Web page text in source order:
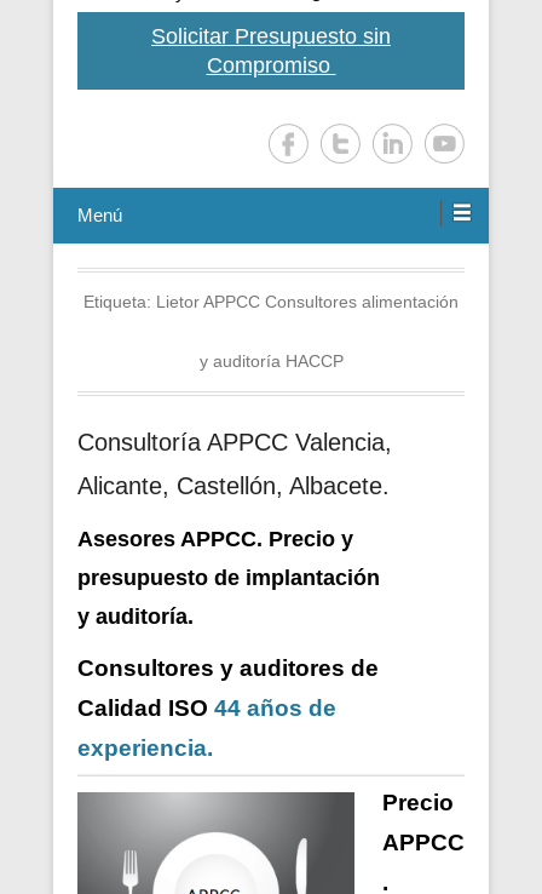
Solicitar Presupuesto sin
Compromiso
Menú
Etiqueta: Lietor APPCC Consultores alimentación
y auditoría HACCP
Consultoría APPCC Valencia,
Alicante, Castellón, Albacete.
Asesores APPCC. Precio y
presupuesto de implantación
y auditoría.
Consultores y auditores de
Calidad ISO 44 años de
experiencia.
Precio
APPCC
.